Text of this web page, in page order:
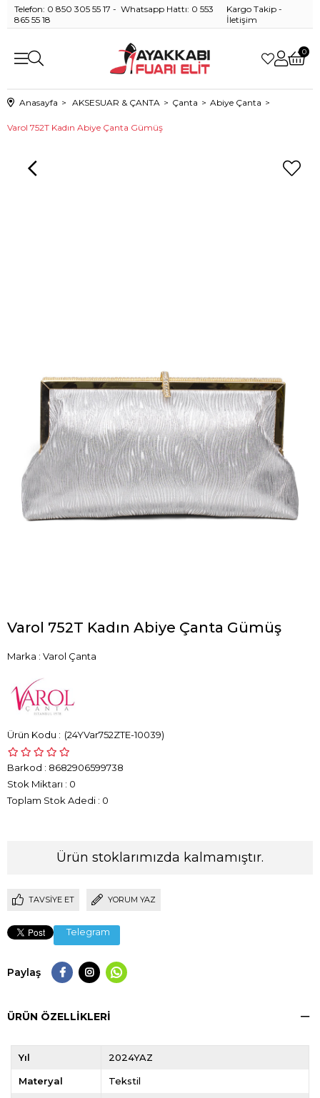
Telefon: 0 850 305 55 17 - Whatsapp Hattı: 0 553
865 55 18
Kargo Takip -
İletişim
0
Anasayfa AKSESUAR & ÇANTA Çanta Abiye Çanta
Varol 752T Kadın Abiye Çanta Gümüş
Varol 752T Kadın Abiye Çanta Gümüş
Marka : Varol Çanta
(24YVar752ZTE-10039)
Barkod : 8682906599738
Stok Miktarı : 0
Toplam Stok Adedi : 0
Ürün stoklarımızda kalmamıştır.
TAVSIYE ET YORUM YAZ
Telegram
Paylaş
ÜRÜN ÖZELLIKLERI
Yıl 2024YAZ
Materyal Tekstil